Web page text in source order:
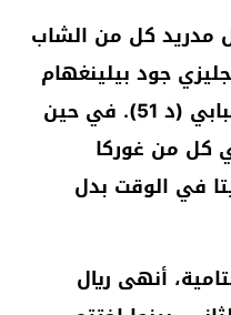
مدريد كل من الشاب
(د 12)، والإنجليزي جود بيلينغهام
(د 41)، والفرنسي كيليان مبابي (د 51). في حين
كل من غوركا
إيزيتا في الوقت بدل
أنهى ريال